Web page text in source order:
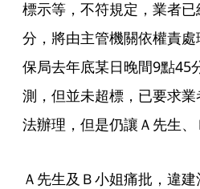
標示等，不符規定，業者
分，將由主管機關依權責
保局去年底某日晚間9點45
測，但並未超標，已要求
法辦理，但是仍讓Ａ先生、
Ａ先生及Ｂ小姐痛批，違